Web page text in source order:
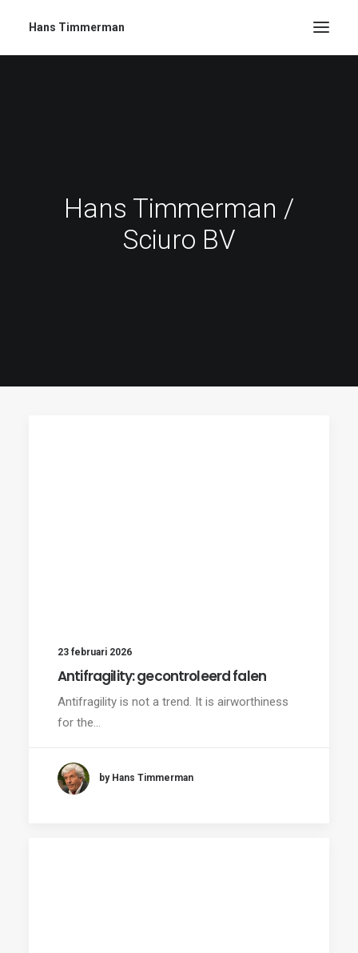
Hans Timmerman
Hans Timmerman /
Sciuro BV
23 februari 2026
Antifragility: gecontroleerd falen
Antifragility is not a trend. It is airworthiness
for the…
by Hans Timmerman